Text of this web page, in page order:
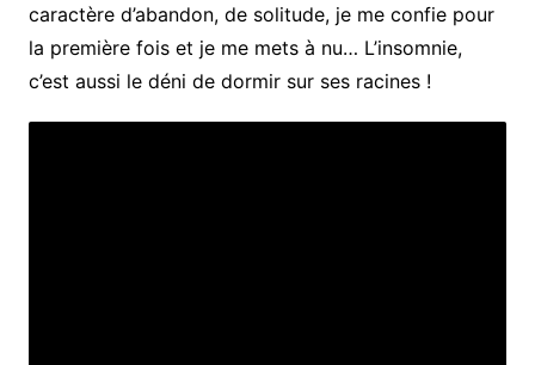
caractère d’abandon, de solitude, je me confie pour
la première fois et je me mets à nu… L’insomnie,
c’est aussi le déni de dormir sur ses racines !